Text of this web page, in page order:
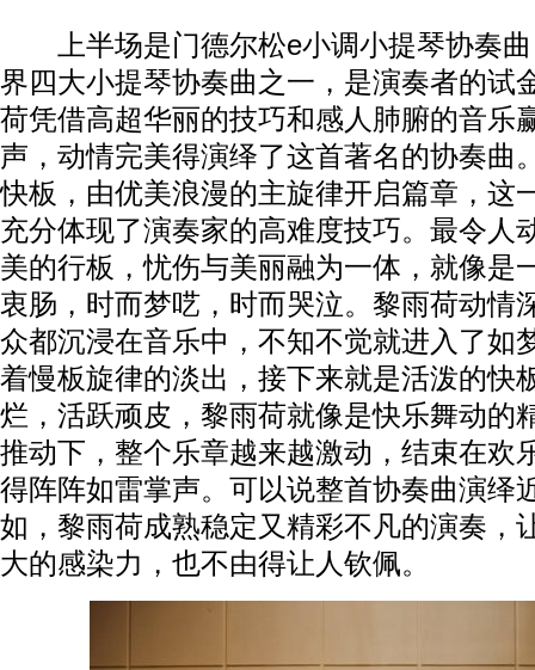
上半场是门德尔松e小调小提琴协奏曲
界四大小提琴协奏曲之一，是演奏者的试
荷凭借高超华丽的技巧和感人肺腑的音乐
声，动情完美得演绎了这首著名的协奏曲
快板，由优美浪漫的主旋律开启篇章，这
充分体现了演奏家的高难度技巧。最令人
美的行板，忧伤与美丽融为一体，就像是
衷肠，时而梦呓，时而哭泣。黎雨荷动情
众都沉浸在音乐中，不知不觉就进入了如
着慢板旋律的淡出，接下来就是活泼的快
烂，活跃顽皮，黎雨荷就像是快乐舞动的
推动下，整个乐章越来越激动，结束在欢
得阵阵如雷掌声。可以说整首协奏曲演绎
如，黎雨荷成熟稳定又精彩不凡的演奏，
大的感染力，也不由得让人钦佩。